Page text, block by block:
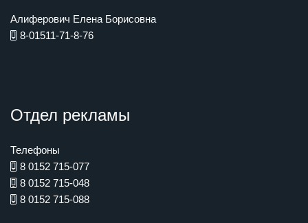
Алиферович Елена Борисовна
8-01511-71-8-76
Отдел рекламы
Телефоны
8 0152 715-077
8 0152 715-048
8 0152 715-088